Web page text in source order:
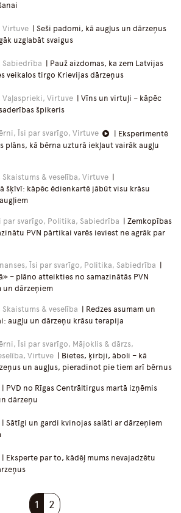
Virtuve | Seši padomi, kā augļus un dārzeņus
uzglabāt svaigus
Sabiedrība | Pauž aizdomas, ka zem Latvijas
veikalos tirgo Krievijas dārzeņus
Vaļasprieki, Virtuve | Vīns un virtuļi – kāpēc
špikeris
Īsi par svarīgo, Virtuve
| Eksperimentē
plāns, kā bērna uzturā iekļaut vairāk augļu
Skaistums & veselība, Virtuve |
šķīvī: kāpēc ēdienkartē jābūt visu krāsu
par svarīgo, Politika, Sabiedrība | Zemkopības
PVN pārtikai varēs ieviest ne agrāk par
Īsi par svarīgo, Politika, Sabiedrība |
– plāno atteikties no samazinātās PVN
un dārzeņiem
& veselība | Redzes asumam un
augļu un dārzeņu krāsu terapija
Īsi par svarīgo, Mājoklis & dārzs,
Virtuve | Bietes, ķirbji, āboli – kā
un augļus, pieradinot pie tiem arī bērnus
| PVD no Rīgas Centrāltirgus martā izņēmis
dārzeņu
| Sātīgi un gardi kvinojas salāti ar dārzeņiem
| Eksperte par to, kādēļ mums nevajadzētu
1 2